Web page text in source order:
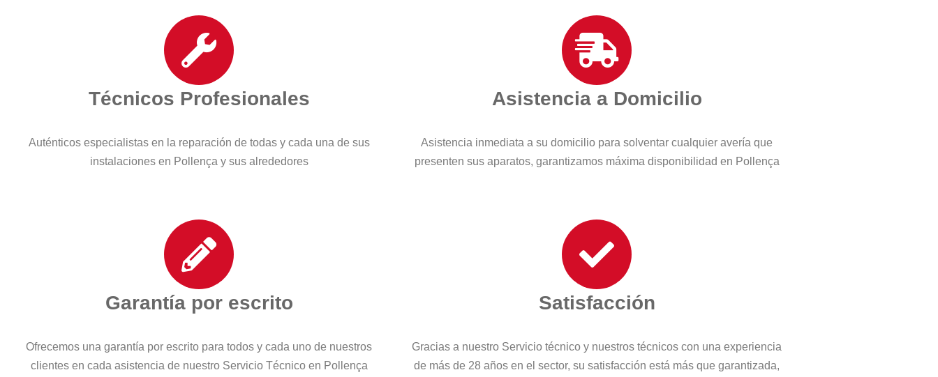
Técnicos Profesionales
Auténticos especialistas en la reparación de todas y cada una de sus
instalaciones en Pollença y sus alrededores
Asistencia a Domicilio
Asistencia inmediata a su domicilio para solventar cualquier avería que
presenten sus aparatos, garantizamos máxima disponibilidad en Pollença
Garantía por escrito
Ofrecemos una garantía por escrito para todos y cada uno de nuestros
clientes en cada asistencia de nuestro Servicio Técnico en Pollença
Satisfacción
Gracias a nuestro Servicio técnico y nuestros técnicos con una experiencia
de más de 28 años en el sector, su satisfacción está más que garantizada,